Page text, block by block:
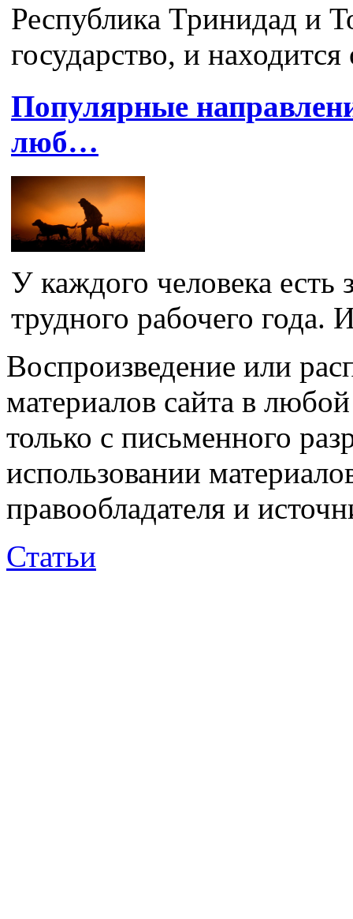
Республика Тринидад и
государство, и
Популярные
люб…
У каждого человека есть
трудного рабочего года.
Воспроизведение или
материалов сайта в
только с письменного
использовании
правообладателя и
Статьи